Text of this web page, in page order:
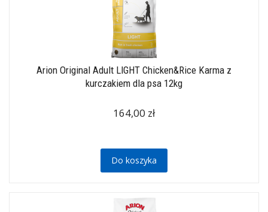
Arion Original Adult LIGHT Chicken&Rice Karma z
kurczakiem dla psa 12kg
164,00 zł
Do koszyka